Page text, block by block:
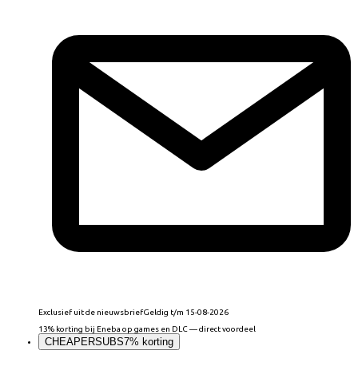
Exclusief uit de nieuwsbriefGeldig t/m 15-08-2026
13% korting bij Eneba op games en DLC — direct voordeel
CHEAPERSUBS7% korting